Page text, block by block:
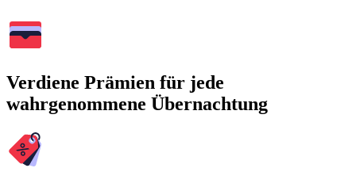
Verdiene Prämien für jede
wahrgenommene Übernachtung